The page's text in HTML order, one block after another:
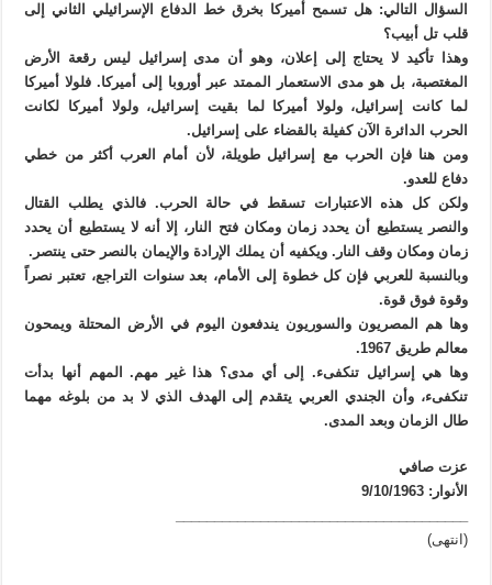
السؤال التالي: هل تسمح أميركا بخرق خط الدفاع الإسرائيلي الثاني إلى
قلب تل أبيب؟
وهذا تأكيد لا يحتاج إلى إعلان، وهو أن مدى إسرائيل ليس رقعة الأرض
المغتصبة، بل هو مدى الاستعمار الممتد عبر أوروبا إلى أميركا. فلولا أميركا
لما كانت إسرائيل، ولولا أميركا لما بقيت إسرائيل، ولولا أميركا لكانت
الحرب الدائرة الآن كفيلة بالقضاء على إسرائيل.
ومن هنا فإن الحرب مع إسرائيل طويلة، لأن أمام العرب أكثر من خطي
دفاع للعدو.
ولكن كل هذه الاعتبارات تسقط في حالة الحرب. فالذي يطلب القتال
والنصر يستطيع أن يحدد زمان ومكان فتح النار، إلا أنه لا يستطيع أن يحدد
زمان ومكان وقف النار. ويكفيه أن يملك الإرادة والإيمان بالنصر حتى ينتصر.
وبالنسبة للعربي فإن كل خطوة إلى الأمام، بعد سنوات التراجع، تعتبر نصراً
وقوة فوق قوة.
وها هم المصريون والسوريون يندفعون اليوم في الأرض المحتلة ويمحون
معالم طريق 1967.
وها هي إسرائيل تنكفىء. إلى أي مدى؟ هذا غير مهم. المهم أنها بدأت
تنكفىء، وأن الجندي العربي يتقدم إلى الهدف الذي لا بد من بلوغه مهما
طال الزمان وبعد المدى.
عزت صافي
الأنوار: 9/10/1963
(انتهى)